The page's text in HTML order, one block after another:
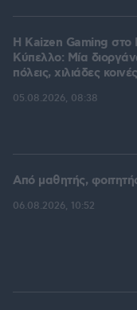
H Kaizen Gaming στο
Kύπελλο: Μία
πόλεις, χιλιάδες
05.08.2026, 08:38
Από μαθητής,
06.08.2026, 10:52